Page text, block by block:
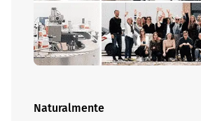
Naturalmente